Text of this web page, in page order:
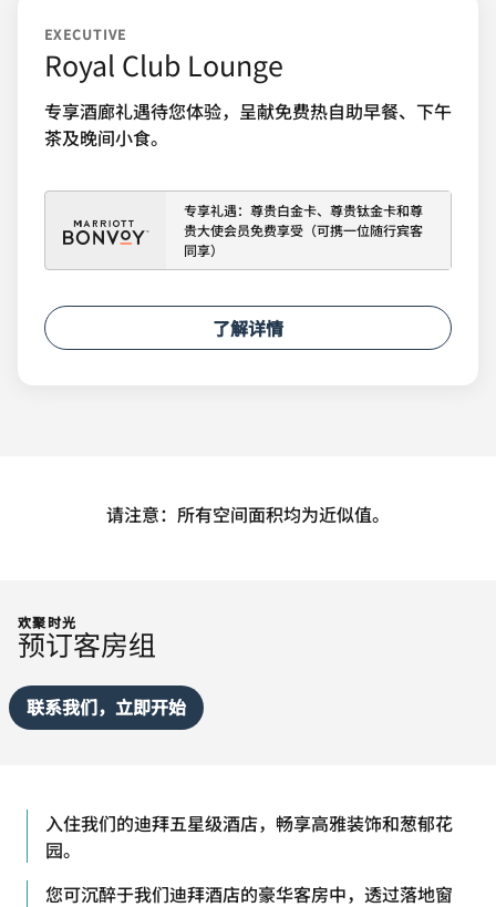
EXECUTIVE
Royal Club Lounge
专享酒廊礼遇待您体验，呈献免费热自助早餐、下午
茶及晚间小食。
专享礼遇：尊贵白金卡、尊贵钛金卡和尊
贵大使会员免费享受（可携一位随行宾客
同享）
了解详情
请注意：所有空间面积均为近似值。
欢聚时光
预订客房组
联系我们，立即开始
入住我们的迪拜五星级酒店，畅享高雅装饰和葱郁花
园。
您可沉醉于我们迪拜酒店的豪华客房中，透过落地窗